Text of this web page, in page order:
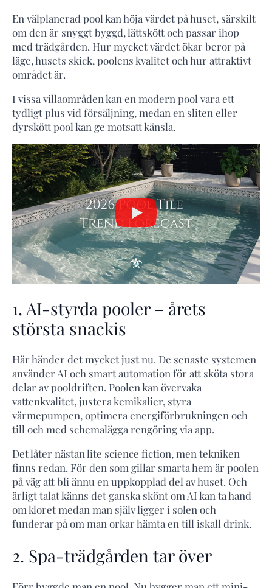
En välplanerad pool kan höja värdet på huset, särskilt
om den är snyggt byggd, lättskött och passar ihop
med trädgården. Hur mycket värdet ökar beror på
läge, husets skick, poolens kvalitet och hur attraktivt
området är.
I vissa villaområden kan en modern pool vara ett
tydligt plus vid försäljning, medan en sliten eller
dyrskött pool kan ge motsatt känsla.
1. AI-styrda pooler – årets
största snackis
Här händer det mycket just nu. De senaste systemen
använder AI och smart automation för att sköta stora
delar av pooldriften. Poolen kan övervaka
vattenkvalitet, justera kemikalier, styra
värmepumpen, optimera energiförbrukningen och
till och med schemalägga rengöring via app.
Det låter nästan lite science fiction, men tekniken
finns redan. För den som gillar smarta hem är poolen
på väg att bli ännu en uppkopplad del av huset. Och
ärligt talat känns det ganska skönt om AI kan ta hand
om kloret medan man själv ligger i solen och
funderar på om man orkar hämta en till iskall drink.
2. Spa-trädgården tar över